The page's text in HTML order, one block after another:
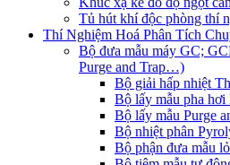
Tủ hút khí độc phòng thí
Thí Nghiệm Hoá Phân Tích
Bộ đưa mẫu máy GC;
Purge and Trap…)
Bộ giải hấp nhiệt
Bộ lấy mẫu pha hơi
Bộ lấy mẫu Purge
Bộ nhiệt phân
Bộ phận đưa mẫu